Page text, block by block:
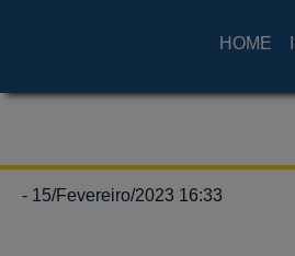
HOME
- 15/Fevereiro/2023 16:33